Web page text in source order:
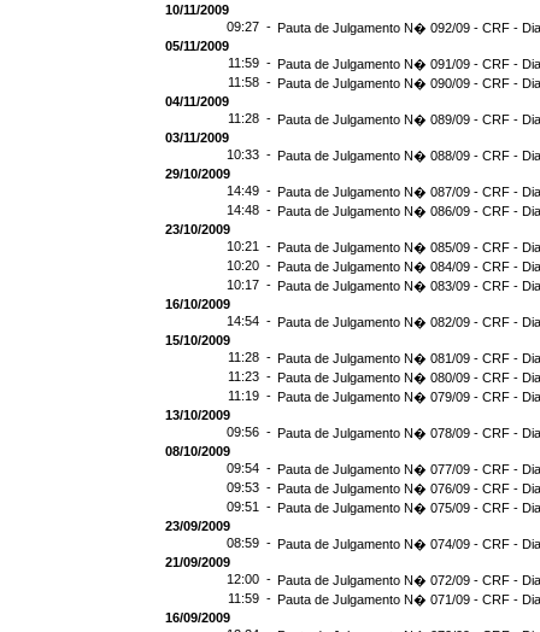
10/11/2009
09:27 - Pauta de Julgamento N� 092/09 - CRF -
05/11/2009
11:59 - Pauta de Julgamento N� 091/09 - CRF -
11:58 - Pauta de Julgamento N� 090/09 - CRF -
04/11/2009
11:28 - Pauta de Julgamento N� 089/09 - CRF -
03/11/2009
10:33 - Pauta de Julgamento N� 088/09 - CRF -
29/10/2009
14:49 - Pauta de Julgamento N� 087/09 - CRF -
14:48 - Pauta de Julgamento N� 086/09 - CRF -
23/10/2009
10:21 - Pauta de Julgamento N� 085/09 - CRF -
10:20 - Pauta de Julgamento N� 084/09 - CRF -
10:17 - Pauta de Julgamento N� 083/09 - CRF -
16/10/2009
14:54 - Pauta de Julgamento N� 082/09 - CRF -
15/10/2009
11:28 - Pauta de Julgamento N� 081/09 - CRF -
11:23 - Pauta de Julgamento N� 080/09 - CRF -
11:19 - Pauta de Julgamento N� 079/09 - CRF -
13/10/2009
09:56 - Pauta de Julgamento N� 078/09 - CRF -
08/10/2009
09:54 - Pauta de Julgamento N� 077/09 - CRF -
09:53 - Pauta de Julgamento N� 076/09 - CRF -
09:51 - Pauta de Julgamento N� 075/09 - CRF -
23/09/2009
08:59 - Pauta de Julgamento N� 074/09 - CRF -
21/09/2009
12:00 - Pauta de Julgamento N� 072/09 - CRF -
11:59 - Pauta de Julgamento N� 071/09 - CRF -
16/09/2009